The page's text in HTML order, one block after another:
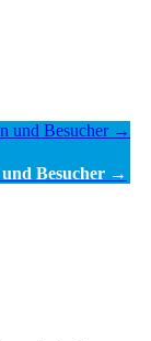
Besucher →